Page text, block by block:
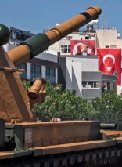
υγροποιημένου
DON'T MISS
Το άβολο